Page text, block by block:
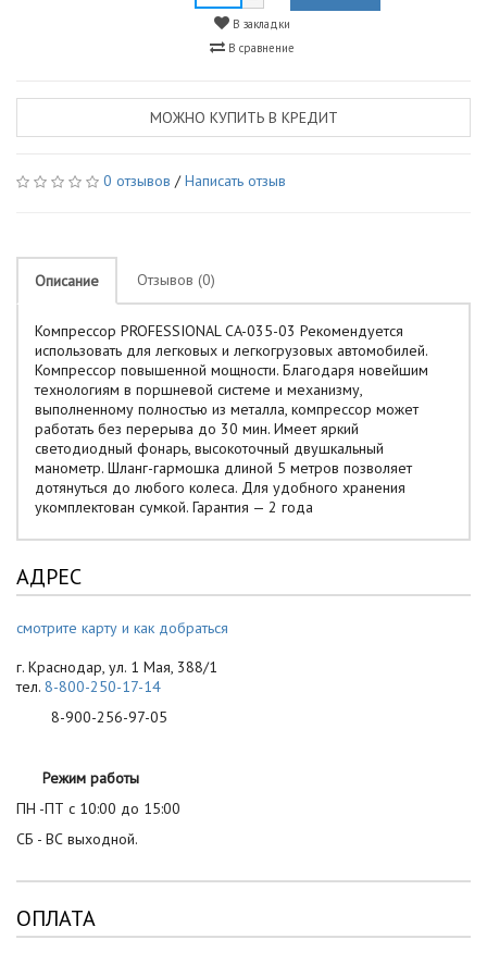
В закладки
В сравнение
МОЖНО КУПИТЬ В КРЕДИТ
0 отзывов /Написать отзыв
Описание Отзывов (0)
Компрессор PROFESSIONAL CA-035-03 Рекомендуется
использовать для легковых и легкогрузовых автомобилей.
Компрессор повышенной мощности. Благодаря новейшим
технологиям в поршневой системе и механизму,
выполненному полностью из металла, компрессор может
работать без перерыва до 30 мин. Имеет яркий
светодиодный фонарь, высокоточный двушкальный
манометр. Шланг-гармошка длиной 5 метров позволяет
дотянуться до любого колеса. Для удобного хранения
укомплектован сумкой. Гарантия — 2 года
АДРЕС
смотрите карту и как добраться
г. Краснодар, ул. 1 Мая, 388/1
тел. 8-800-250-17-14
8-900-256-97-05
Режим работы
ПН -ПТ с 10:00 до 15:00
СБ - ВС выходной.
ОПЛАТА